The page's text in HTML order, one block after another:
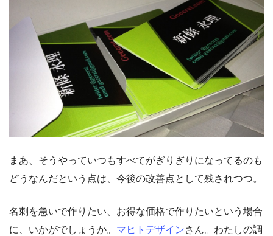
まあ、そうやっていつもすべてがぎりぎりになってるのも
どうなんだという点は、今後の改善点として残されつつ。
名刺を急いで作りたい、お得な価格で作りたいという場合
に、いかがでしょうか。 マヒトデザインさん。わたしの調